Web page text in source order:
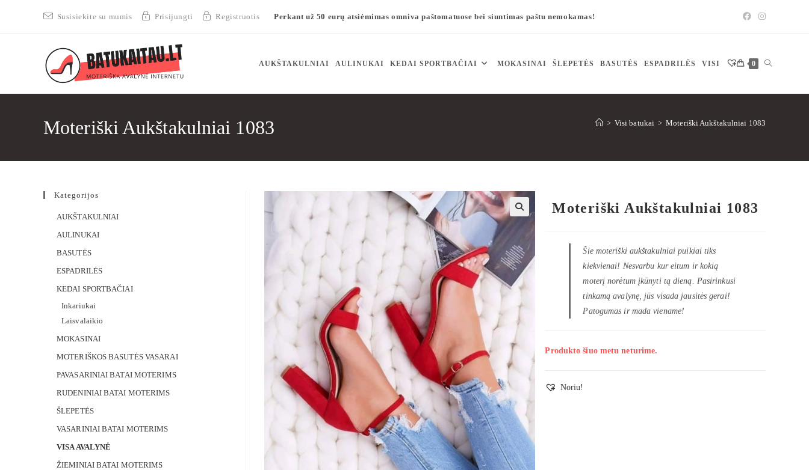
Susisiekite su mumis Prisijungti Registruotis Perkant už 50 eurų atsiėmimas omniva paštomatuose bei siuntimas paštu nemokamas!
AUKŠTAKULNIAI AULINUKAI KEDAI SPORTBAČIAI MOKASINAI ŠLEPETĖS BASUTĖS ESPADRILĖS VISI 0
Moteriški Aukštakulniai 1083 > Visi batukai > Moteriški Aukštakulniai 1083
Moteriški Aukštakulniai 1083
Šie moteriški aukštakulniai puikiai tiks
kiekvienai! Nesvarbu kur eitum ir kokią
moterį norėtum įkūnyti tą dieną. Pasirinkusi
tinkamą avalynę, jūs visada jausitės gerai!
Patogumas ir mada viename!
Produkto šiuo metu neturime.
Noriu!
Kategorijos
AUKŠTAKULNIAI
AULINUKAI
BASUTĖS
ESPADRILĖS
KEDAI SPORTBAČIAI
Inkariukai
Laisvalaikio
MOKASINAI
MOTERIŠKOS BASUTĖS VASARAI
PAVASARINIAI BATAI MOTERIMS
RUDENINIAI BATAI MOTERIMS
ŠLEPETĖS
VASARINIAI BATAI MOTERIMS
VISA AVALYNĖ
ŽIEMINIAI BATAI MOTERIMS